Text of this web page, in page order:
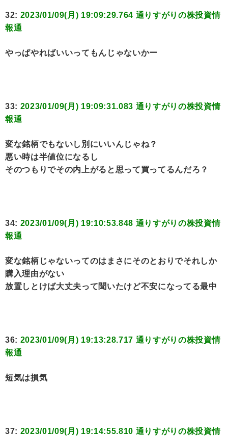
32: 2023/01/09(月) 19:09:29.764 通りすがりの株投資情
報通
やっぱやればいいってもんじゃないかー
33: 2023/01/09(月) 19:09:31.083 通りすがりの株投資情
報通
変な銘柄でもないし別にいいんじゃね？
悪い時は半値位になるし
そのつもりでその内上がると思って買ってるんだろ？
34: 2023/01/09(月) 19:10:53.848 通りすがりの株投資情
報通
変な銘柄じゃないってのはまさにそのとおりでそれしか
購入理由がない
放置しとけば大丈夫って聞いたけど不安になってる最中
36: 2023/01/09(月) 19:13:28.717 通りすがりの株投資情
報通
短気は損気
37: 2023/01/09(月) 19:14:55.810 通りすがりの株投資情